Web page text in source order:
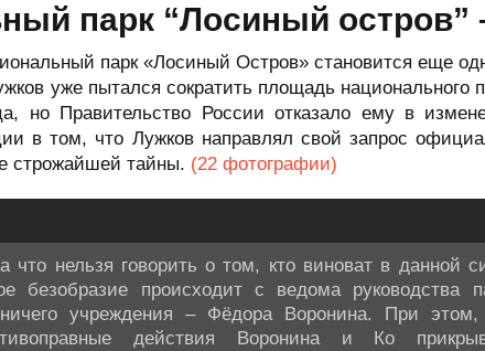
парк “Лосиный
парк «Лосиный Остров» становится еще
уже пытался сократить площадь национального
но Правительство России отказало ему в
в том, что Лужков направлял свой запрос
строжайшей тайны. (22 фотографии)
что нельзя говорить о том, кто виноват в данной
безобразие происходит с ведома руководства
учреждения – Фёдора Воронина. При
действия Воронина и Ко